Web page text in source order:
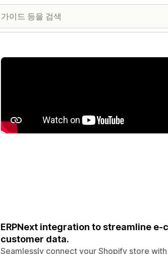
추천 이미지 갤러리
ERPNext integration to streamline
customer data.
Seamlessly connect your Shopify store